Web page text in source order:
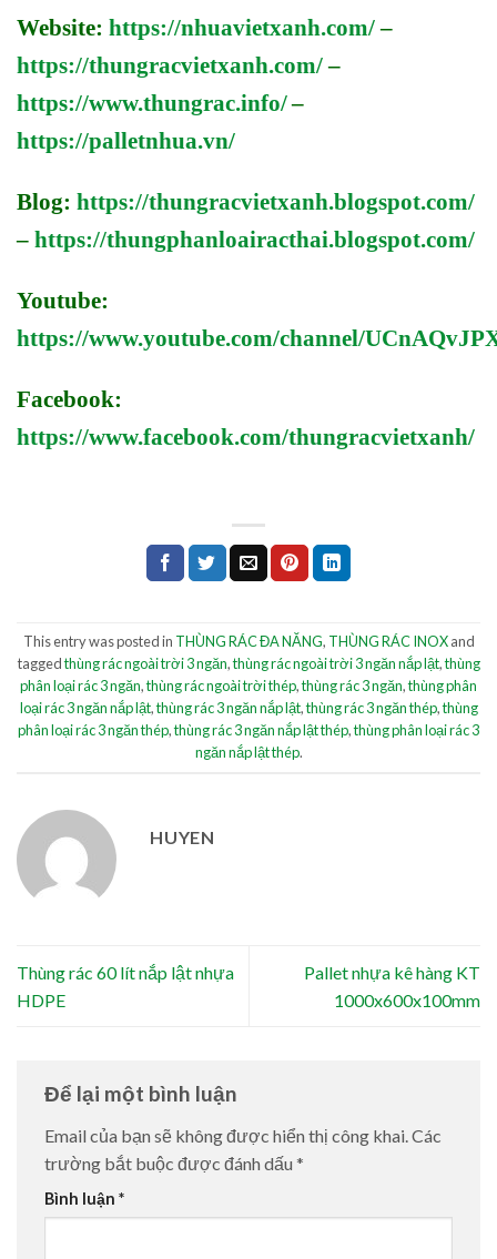
Website: https://nhuavietxanh.com/–
https://thungracvietxanh.com/–
https://www.thungrac.info/–
https://palletnhua.vn/
Blog: https://thungracvietxanh.blogspot.com/
– https://thungphanloairacthai.blogspot.com/
Youtube:
https://www.youtube.com/channel/
Facebook:
https://www.facebook.com/thungracvietxanh/
This entry was posted in THÙNG RÁC ĐA NĂNG, THÙNG RÁC INOXand
taggedthùng rác ngoài trời 3 ngăn,thùng rác ngoài trời 3 ngăn nắp lật,thùng
phân loại rác 3 ngăn,thùng rác ngoài trời thép,thùng rác 3 ngăn,thùng phân
loại rác 3 ngăn nắp lật,thùng rác 3 ngăn nắp lật,thùng rác 3 ngăn thép,thùng
phân loại rác 3 ngăn thép,thùng rác 3 ngăn nắp lật thép,thùng phân loại rác 3
ngăn nắp lật thép.
HUYEN
Thùng rác 60 lít nắp lật nhựa
HDPE
Pallet nhựa kê hàng KT
1000x600x100mm
Để lại một bình luận
Email của bạn sẽ không được hiển thị công khai. Các
trường bắt buộc được đánh dấu *
Bình luận *